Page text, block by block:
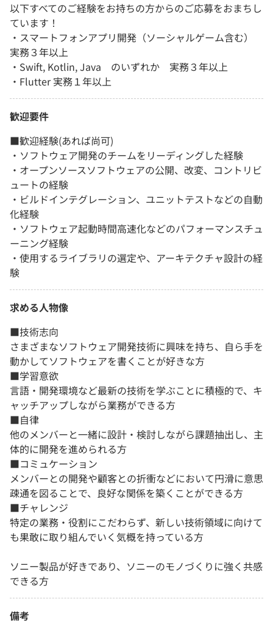
以下すべてのご経験をお持ちの方からのご応募をおまちし
ています！
・スマートフォンアプリ開発（ソーシャルゲーム含む）
実務３年以上
・Swift, Kotlin, Java のいずれか 実務３年以上
・Flutter 実務１年以上
歓迎要件
■歓迎経験(あれば尚可)
・ソフトウェア開発のチームをリーディングした経験
・オープンソースソフトウェアの公開、改変、コントリビ
ュートの経験
・ビルドインテグレーション、ユニットテストなどの自動
化経験
・ソフトウェア起動時間高速化などのパフォーマンスチュ
ーニング経験
・使用するライブラリの選定や、アーキテクチャ設計の経
験
求める人物像
■技術志向
さまざまなソフトウェア開発技術に興味を持ち、自ら手を
動かしてソフトウェアを書くことが好きな方
■学習意欲
言語・開発環境など最新の技術を学ぶことに積極的で、キ
ャッチアップしながら業務ができる方
■自律
他のメンバーと一緒に設計・検討しながら課題抽出し、主
体的に開発を進められる方
■コミュケーション
メンバーとの開発や顧客との折衝などにおいて円滑に意思
疎通を図ることで、良好な関係を築くことができる方
■チャレンジ
特定の業務・役割にこだわらず、新しい技術領域に向けて
も果敢に取り組んでいく気概を持っている方
ソニー製品が好きであり、ソニーのモノづくりに強く共感
できる方
備考